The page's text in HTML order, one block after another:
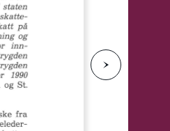
N
e
s
t
e
s
i
d
e